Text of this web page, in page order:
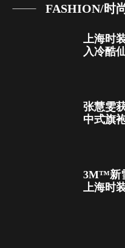
FASHION/时
上海时
入冷酷
张慧雯
中式旗
3M™新
上海时